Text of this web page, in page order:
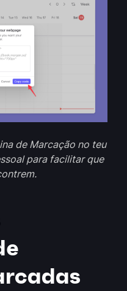
de Marcação no teu
para facilitar que